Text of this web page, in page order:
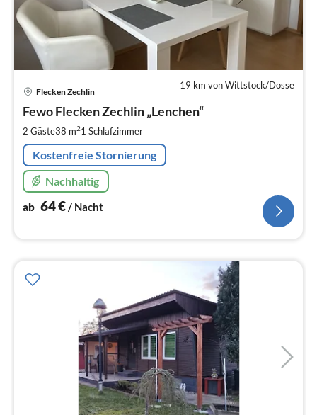
19 km von Wittstock/Dosse
Flecken Zechlin
Fewo Flecken Zechlin „Lenchen“
2 Gäste38 m21 Schlafzimmer
Kostenfreie Stornierung
Nachhaltig
ab 64€ / Nacht